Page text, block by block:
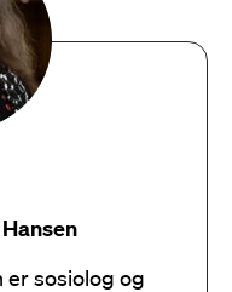
er sosiolog og